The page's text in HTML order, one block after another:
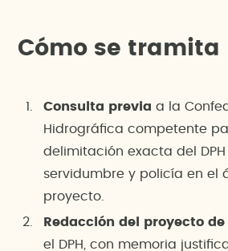
Cómo se tramita
Consulta previa a la
Hidrográfica competente
delimitación exacta del DPH
servidumbre y policía en el
proyecto.
Redacción del proyecto
el DPH, con memoria